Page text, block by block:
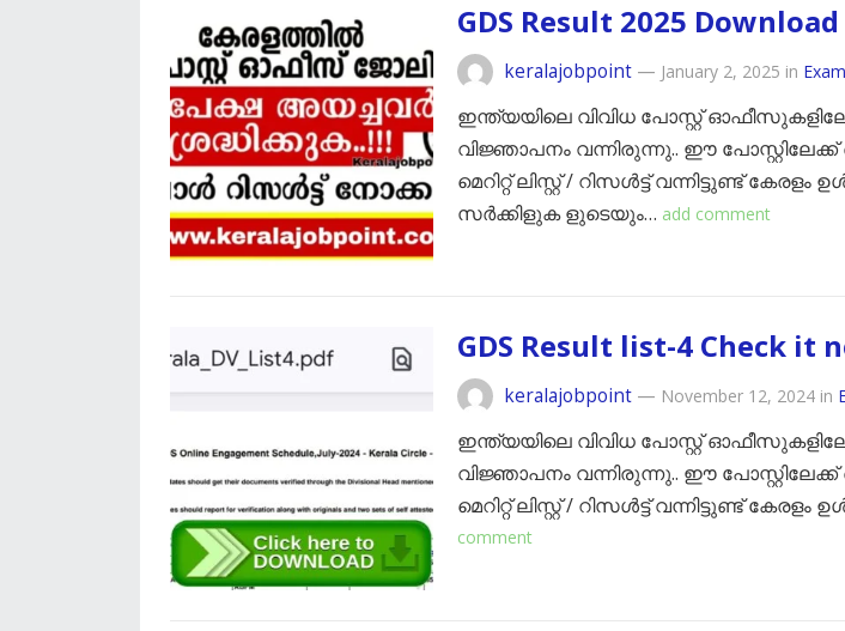
GDS Result 2025
keralajobpoint — January 2, 2025 in
ഇന്ത്യയിലെ വിവിധ പോസ്റ്റ്
വിജ്ഞാപനം വന്നിരുന്നു.. ഈ പോസ്റ്റിലേക്ക്
മെറിറ്റ് ലിസ്റ്റ് / റിസൾട്ട് വന്നിട്ടുണ്ട് കേരളം
സർക്കിളുക ളുടെയും… add comment
GDS Result list-4 Check it
keralajobpoint — November 12, 2024 in
ഇന്ത്യയിലെ വിവിധ പോസ്റ്റ്
വിജ്ഞാപനം വന്നിരുന്നു.. ഈ പോസ്റ്റിലേക്ക്
മെറിറ്റ് ലിസ്റ്റ് / റിസൾട്ട് വന്നിട്ടുണ്ട് കേരളം
comment